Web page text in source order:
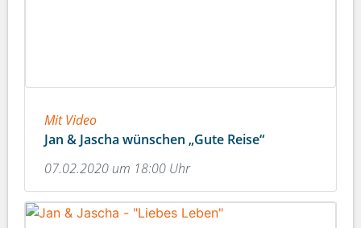
Mit Video
Jan & Jascha wünschen „Gute Reise“
07.02.2020 um 18:00 Uhr